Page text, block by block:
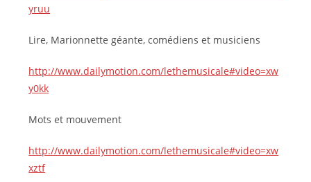
yruu
Lire, Marionnette géante, comédiens et musiciens
http://www.dailymotion.com/lethemusicale#video=xw
y0kk
Mots et mouvement
http://www.dailymotion.com/lethemusicale#video=xw
xztf